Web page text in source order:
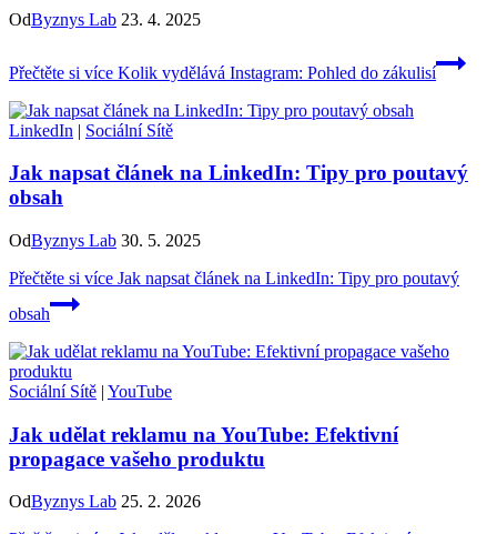
OdByznys Lab 23. 4. 2025
Přečtěte si více Kolik vydělává Instagram: Pohled do zákulisí
LinkedIn | Sociální Sítě
Jak napsat článek na LinkedIn: Tipy pro poutavý
obsah
OdByznys Lab 30. 5. 2025
Přečtěte si více Jak napsat článek na LinkedIn: Tipy pro poutavý
obsah
Sociální Sítě | YouTube
Jak udělat reklamu na YouTube: Efektivní
propagace vašeho produktu
OdByznys Lab 25. 2. 2026